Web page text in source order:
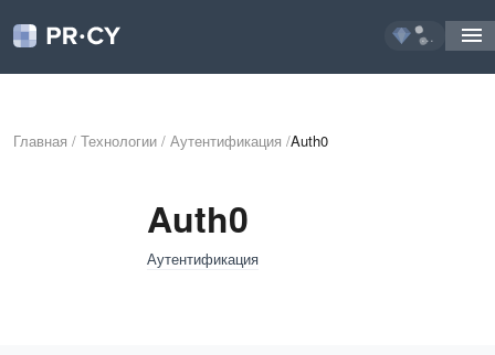
...
Главная / Технологии / Аутентификация /Auth0
Auth0
Аутентификация